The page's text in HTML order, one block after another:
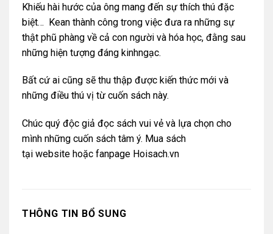
Khiếu hài hước của ông mang đến sự thích thú đặc
biệt… Kean thành công trong việc đưa ra những sự
thật phũ phàng về cả con người và hóa học, đằng sau
những hiện tượng đáng kinhngạc.
Bất cứ ai cũng sẽ thu thập được kiến thức mới và
những điều thú vị từ cuốn sách này.
Chúc quý độc giả đọc sách vui vẻ và lựa chọn cho
mình những cuốn sách tâm ý. Mua sách
tại websitehoặc fanpage Hoisach.vn
THÔNG TIN BỔ SUNG